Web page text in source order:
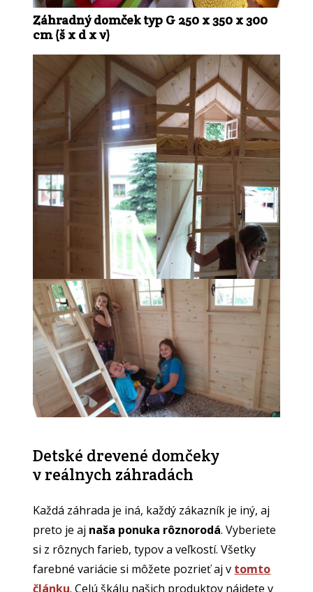
Záhradný domček typ G 250 x 350 x 300
cm (š x d x v)
Detské drevené domčeky
v reálnych záhradách
Každá záhrada je iná, každý zákazník je iný, aj
preto je aj naša ponuka rôznorodá. Vyberiete
si z rôznych farieb, typov a veľkostí. Všetky
farebné variácie si môžete pozrieť aj v tomto
článku. Celú škálu našich produktov nájdete v